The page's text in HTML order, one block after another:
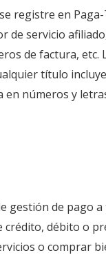
registre en
servicio
de factura,
título
números y
de pago
débito o
o comprar